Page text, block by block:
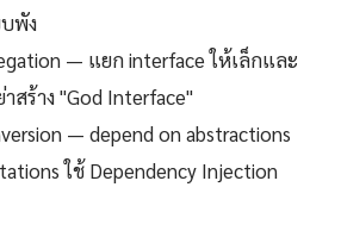
พัง
— แยก interface ให้เล็กและ
าสร้าง "God Interface"
— depend on abstractions
ใช้ Dependency Injection